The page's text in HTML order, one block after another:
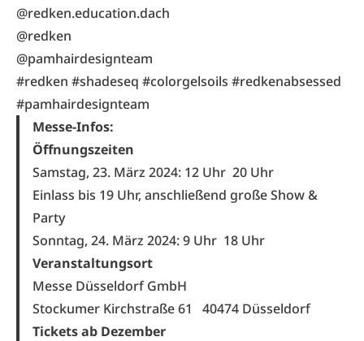
@redken.education.dach
@redken
@pamhairdesignteam
#redken #shadeseq #colorgelsoils #redkenabsessed
#pamhairdesignteam
Messe-Infos:
Öffnungszeiten
Samstag, 23. März 2024: 12 Uhr 20 Uhr
Einlass bis 19 Uhr, anschließend große Show &
Party
Sonntag, 24. März 2024: 9 Uhr 18 Uhr
Veranstaltungsort
Messe Düsseldorf GmbH
Stockumer Kirchstraße 61 40474 Düsseldorf
Tickets ab Dezember